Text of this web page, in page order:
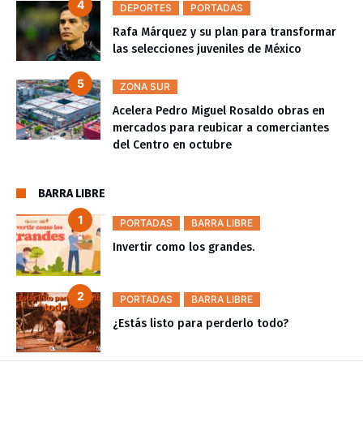
DEPORTES PORTADAS
Rafa Márquez y su plan para transformar
las selecciones juveniles de México
ZONA SUR
Acelera Pedro Miguel Rosaldo obras en
mercados para reubicar a comerciantes
del Centro en octubre
BARRA LIBRE
PORTADAS BARRA LIBRE
Invertir como los grandes.
PORTADAS BARRA LIBRE
¿Estás listo para perderlo todo?